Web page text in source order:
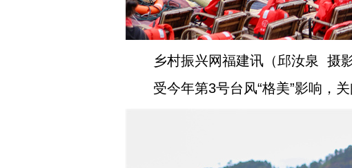
乡村振兴网福建讯（邱汝泉 摄
受今年第3号台风“格美”影响，